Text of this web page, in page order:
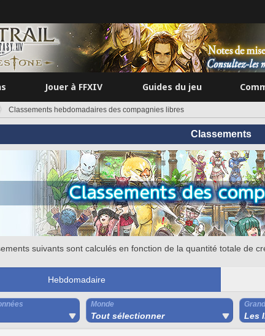
Jouer à FFXIV Guides du jeu
Classements hebdomadaires des compagnies libres
Classements
suivants sont calculés en fonction de la quantité totale de
Hebdomadaire
Monde
Tout sélectionner Les